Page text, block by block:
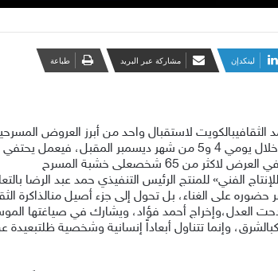
لينكدإن مشاركة عبر البريد طباعة
الثقافيبالكويت لاستقبال واحد من أبرز العروض
صوت الست» على مدى أمسيتينمتتاليتين خلال يومي 4 و5
من 65 شخصعلى خشبة المسرح
حضوره على الغناء، بل تحول إلى جزء أصيل منالذاكرة
العدل،وإخراج أحمد فؤاد، ويشارك في صياغتها
وإنما تتناول أبعاداً إنسانية وشخصية ظلتبعيدة عن